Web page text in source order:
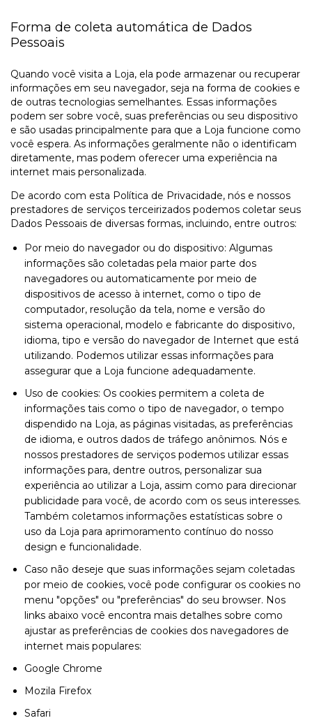
Forma de coleta automática de Dados
Pessoais
Quando você visita a Loja, ela pode armazenar ou recuperar
informações em seu navegador, seja na forma de cookies e
de outras tecnologias semelhantes. Essas informações
podem ser sobre você, suas preferências ou seu dispositivo
e são usadas principalmente para que a Loja funcione como
você espera. As informações geralmente não o identificam
diretamente, mas podem oferecer uma experiência na
internet mais personalizada.
De acordo com esta Política de Privacidade, nós e nossos
prestadores de serviços terceirizados podemos coletar seus
Dados Pessoais de diversas formas, incluindo, entre outros:
Por meio do navegador ou do dispositivo: Algumas
informações são coletadas pela maior parte dos
navegadores ou automaticamente por meio de
dispositivos de acesso à internet, como o tipo de
computador, resolução da tela, nome e versão do
sistema operacional, modelo e fabricante do dispositivo,
idioma, tipo e versão do navegador de Internet que está
utilizando. Podemos utilizar essas informações para
assegurar que a Loja funcione adequadamente.
Uso de cookies: Os cookies permitem a coleta de
informações tais como o tipo de navegador, o tempo
dispendido na Loja, as páginas visitadas, as preferências
de idioma, e outros dados de tráfego anônimos. Nós e
nossos prestadores de serviços podemos utilizar essas
informações para, dentre outros, personalizar sua
experiência ao utilizar a Loja, assim como para direcionar
publicidade para você, de acordo com os seus interesses.
Também coletamos informações estatísticas sobre o
uso da Loja para aprimoramento contínuo do nosso
design e funcionalidade.
Caso não deseje que suas informações sejam coletadas
por meio de cookies, você pode configurar os cookies no
menu "opções" ou "preferências" do seu browser. Nos
links abaixo você encontra mais detalhes sobre como
ajustar as preferências de cookies dos navegadores de
internet mais populares:
Google Chrome
Mozila Firefox
Safari